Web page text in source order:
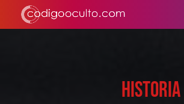
HISTORIA